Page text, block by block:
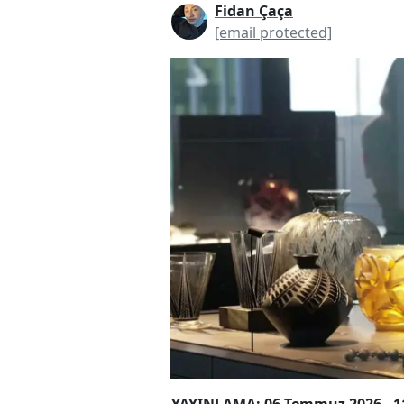
Fidan Çaça
[email protected]